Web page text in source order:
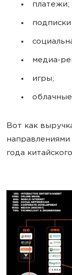
платежи;
медиа-
игры;
Вот как
года